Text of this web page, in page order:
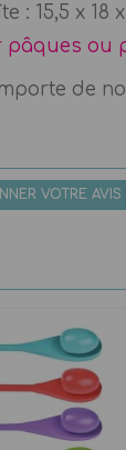
: 15,5 x 18
ou
de
VOTRE AVIS